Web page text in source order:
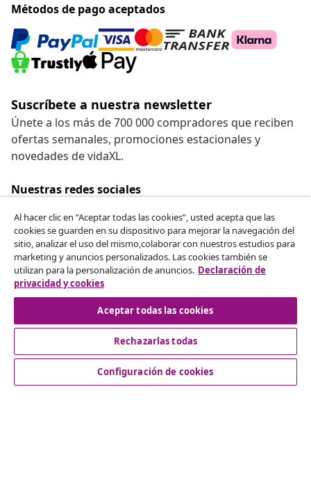
Métodos de pago aceptados
Suscríbete a nuestra newsletter
Únete a los más de 700 000 compradores que reciben
ofertas semanales, promociones estacionales y
novedades de vidaXL.
Nuestras redes sociales
Desistir del contrato
Solicita la cancelación de tu pedido.
Desistir del contrato
Servicio al Cliente
Al hacer clic en “Aceptar todas las cookies”, usted acepta que las
cookies se guarden en su dispositivo para mejorar la navegación del
sitio, analizar el uso del mismo,colaborar con nuestros estudios para
marketing y anuncios personalizados. Las cookies también se
utilizan para la personalización de anuncios. Declaración de
privacidad y cookies
Aceptar todas las cookies
Rechazarlas todas
Configuración de cookies